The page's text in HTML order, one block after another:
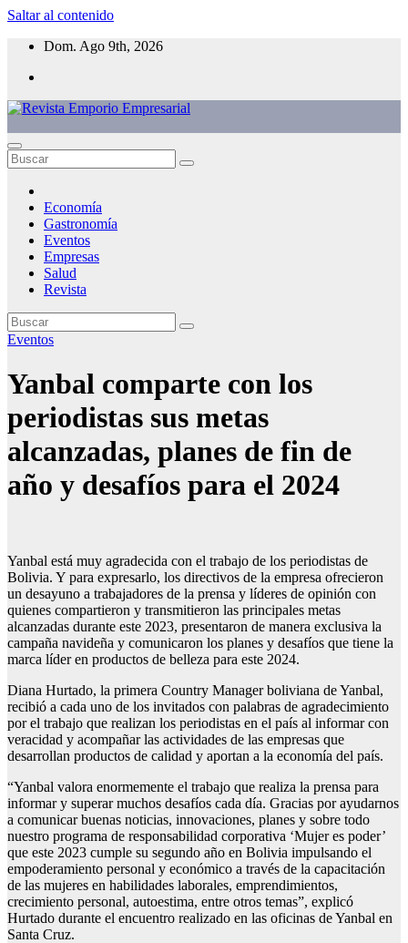
Saltar al contenido
Dom. Ago 9th, 2026
Economía
Gastronomía
Eventos
Empresas
Salud
Revista
Eventos
Yanbal comparte con los
periodistas sus metas
alcanzadas, planes de fin de
año y desafíos para el 2024
Yanbal está muy agradecida con el trabajo de los periodistas de
Bolivia. Y para expresarlo, los directivos de la empresa ofrecieron
un desayuno a trabajadores de la prensa y líderes de opinión con
quienes compartieron y transmitieron las principales metas
alcanzadas durante este 2023, presentaron de manera exclusiva la
campaña navideña y comunicaron los planes y desafíos que tiene la
marca líder en productos de belleza para este 2024.
Diana Hurtado, la primera Country Manager boliviana de Yanbal,
recibió a cada uno de los invitados con palabras de agradecimiento
por el trabajo que realizan los periodistas en el país al informar con
veracidad y acompañar las actividades de las empresas que
desarrollan productos de calidad y aportan a la economía del país.
“Yanbal valora enormemente el trabajo que realiza la prensa para
informar y superar muchos desafíos cada día. Gracias por ayudarnos
a comunicar buenas noticias, innovaciones, planes y sobre todo
nuestro programa de responsabilidad corporativa ‘Mujer es poder’
que este 2023 cumple su segundo año en Bolivia impulsando el
empoderamiento personal y económico a través de la capacitación
de las mujeres en habilidades laborales, emprendimientos,
crecimiento personal, autoestima, entre otros temas”, explicó
Hurtado durante el encuentro realizado en las oficinas de Yanbal en
Santa Cruz.